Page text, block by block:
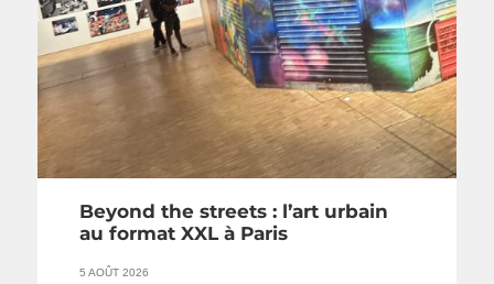
Beyond the streets : l’art urbain
au format XXL à Paris
5 AOÛT 2026